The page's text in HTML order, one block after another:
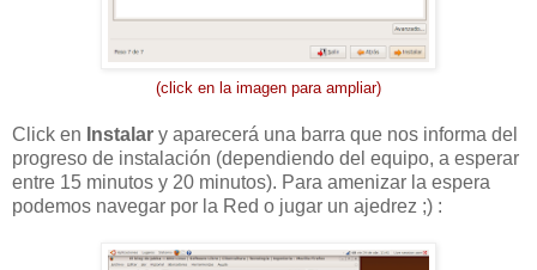
(click en la imagen para ampliar)
Click en Instalar y aparecerá una barra que nos informa del
progreso de instalación (dependiendo del equipo, a esperar
entre 15 minutos y 20 minutos). Para amenizar la espera
podemos navegar por la Red o jugar un ajedrez ;) :